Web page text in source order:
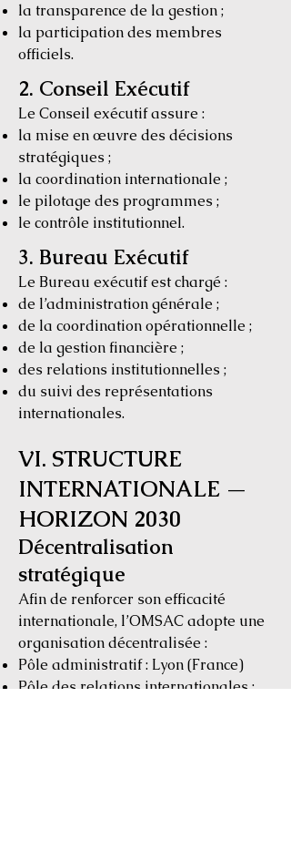
la transparence de la gestion ;
la participation des membres
officiels.
2. Conseil Exécutif
Le Conseil exécutif assure :
la mise en œuvre des décisions
stratégiques ;
la coordination internationale ;
le pilotage des programmes ;
le contrôle institutionnel.
3. Bureau Exécutif
Le Bureau exécutif est chargé :
de l’administration générale ;
de la coordination opérationnelle ;
de la gestion financière ;
des relations institutionnelles ;
du suivi des représentations
internationales.
VI. STRUCTURE
INTERNATIONALE —
HORIZON 2030
Décentralisation
stratégique
Afin de renforcer son efficacité
internationale, l’OMSAC adopte une
organisation décentralisée :
Pôle administratif : Lyon (France)
Pôle des relations internationales :